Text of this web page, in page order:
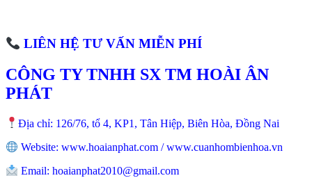
LIÊN HỆ TƯ VẤN MIỄN PHÍ
CÔNG TY TNHH SX TM HOÀI ÂN
PHÁT
Địa chỉ: 126/76, tổ 4, KP1, Tân Hiệp, Biên Hòa, Đồng Nai
Website: www.hoaianphat.com / www.cuanhombienhoa.vn
Email: hoaianphat2010@gmail.com